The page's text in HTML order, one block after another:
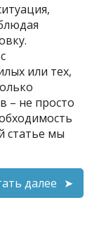
или тех,
– не просто
статье мы
далее